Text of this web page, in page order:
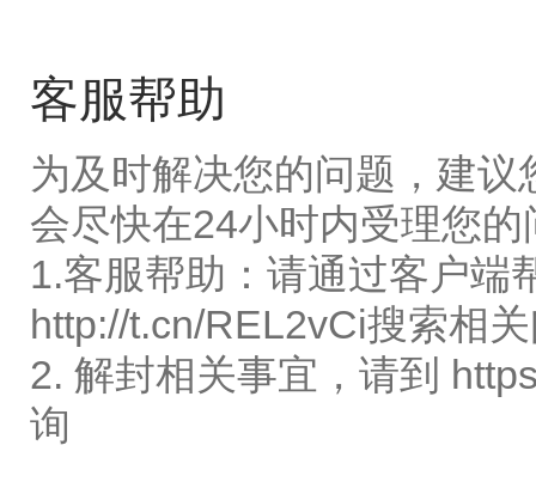
客服帮助
为及时解决您的问题，建
会尽快在24小时内受理您的
1.客服帮助：请通过客户端
http://t.cn/REL2vCi搜索相
2. 解封相关事宜，请到
询